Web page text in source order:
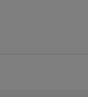
Verantwortlichkeit mit
zu erstellen (die